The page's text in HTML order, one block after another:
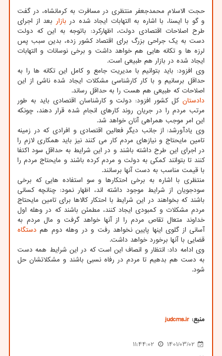
حجت الاسلام محمدجعفر منتظری در مسافرت به کرمانشاه، در گفت
و گو با ایسنا، با اشاره به التهابات ایجاد شده در بازار بعد از اجرای
طرح اصلاحات اقتصادی دولت، اظهارکرد: باتوجه به این که دولت
دست به یک جراحی بزرگ برای اقتصاد کشور زده، بدین سبب پس
لرزه ها و تکانه هایی هم خواهد داشت و برخی نوسانات و التهابات
ایجاد شده در بازار هم طبیعی است.
وی افزود: باید بتوانیم با مدیریت جامع و کامل این تکانه ها را به
حداقل برسانیم و با کار کارشناسی مشکلات ایجاد شده ناشی از این
اصلاحات که طبیعی هم هست را به حداقل رساند.
دادستان کل کشور افزود: دولت و کارشناسان اقتصادی باید به طور
مرتب مردم را در جریان روند کارهای انجام شده قرار دهند، چونکه
این امر موجب همراهی آنان خواهد شد.
وی یادآورشد: از جانب دیگر فعالین اقتصادی و افرادی که در زمینه
تامین مایحتاج و نیازهای مردم کار می کنند نیز باید همکاری لازم را
در اجرای این طرح داشته باشند و در این شرایط به حداقل سود اکتفا
کنند تا بتوانند کمکی به دولت و مردم کرده باشند و مایحتاج مردم را
با قیمت مناسب به دست آنها برسانند.
منتظری با اشاره به برخی احتکارها و سو استفاده هایی که برخی
سودجویان از شرایط موجود داشته اند، اظهار نمود: چنانچه کسانی
باشند که بخواهند در این شرایط با احتکار کالاها برای تامین مایحتاج
مردم مشکلات و کمبودی ایجاد کنند، مطمئن باشند که در وهله اول
خداوند متعال تقاص مردم را از آنها خواهد گرفت و مال مردم به
آسانی از گلوی اینها پایین نخواهد رفت و در وهله دوم هم دستگاه
قضایی با آنها برخورد خواهد داشت.
وی ادامه داد: انتظار و انصاف این است که در این شرایط همه دست
به دست هم بدهیم تا مردم در رفاه نسبی باشند و مشکلاتشان حل
شود.
منبع: judcms.ir
1401/03/02
11:44:02